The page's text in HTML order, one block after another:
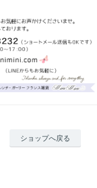
ショップへ戻る